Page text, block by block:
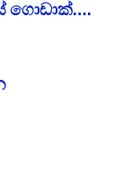
ගොඩාක්….